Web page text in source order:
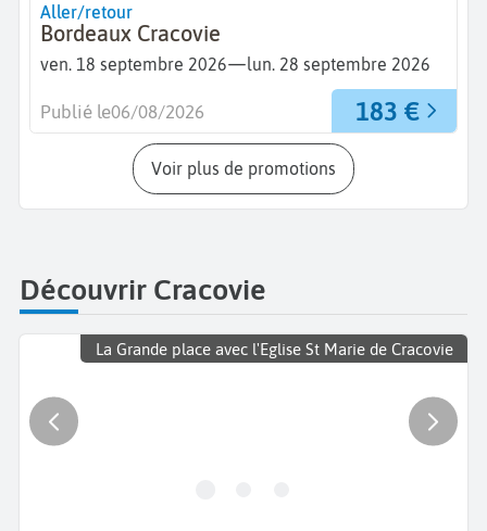
Aller/retour
Bordeaux Cracovie
ven. 18 septembre 2026— lun. 28 septembre 2026
183 €
Publié le06/08/2026
Voir plus de promotions
Découvrir Cracovie
La Grande place avec l'Eglise St Marie de Cracovie